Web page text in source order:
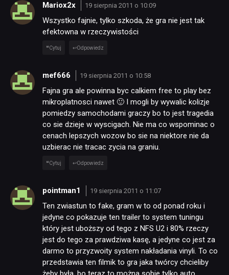
Mariox2x 19 sierpnia 2011 o 10:09
Wszystko fajnie, tylko szkoda, że gra nie jest tak
efektowna w rzeczywistości
Cytuj Odpowiedz
mef666 19 sierpnia 2011 o 10:58
Fajna gra ale powinna byc calkiem free to play bez
mikroplatnosci nawet 🙂 I mogli by wywalic kolizje
pomiedzy samochodami graczy bo to jest tragedia
co sie dzieje w wyscigach. Nie ma co wspominac o
cenach lepszych wozow bo sie na niektore nie da
uzbierac nie tracac zycia na graniu.
Cytuj Odpowiedz
pointman1 19 sierpnia 2011 o 11:07
Ten zwiastun to fake, gram w to od ponad roku i
jedyne co pokazuje ten trailer to system tuningu
który jest uboższy od tego z NFS U2 i 80% rzeczy
jest do tego za prawdziwa kasę, a jedyne co jest za
darmo to przyzwoity system nakładania vinyli. To co
przedstawia ten filmik to gra jaka twórcy chcieliby